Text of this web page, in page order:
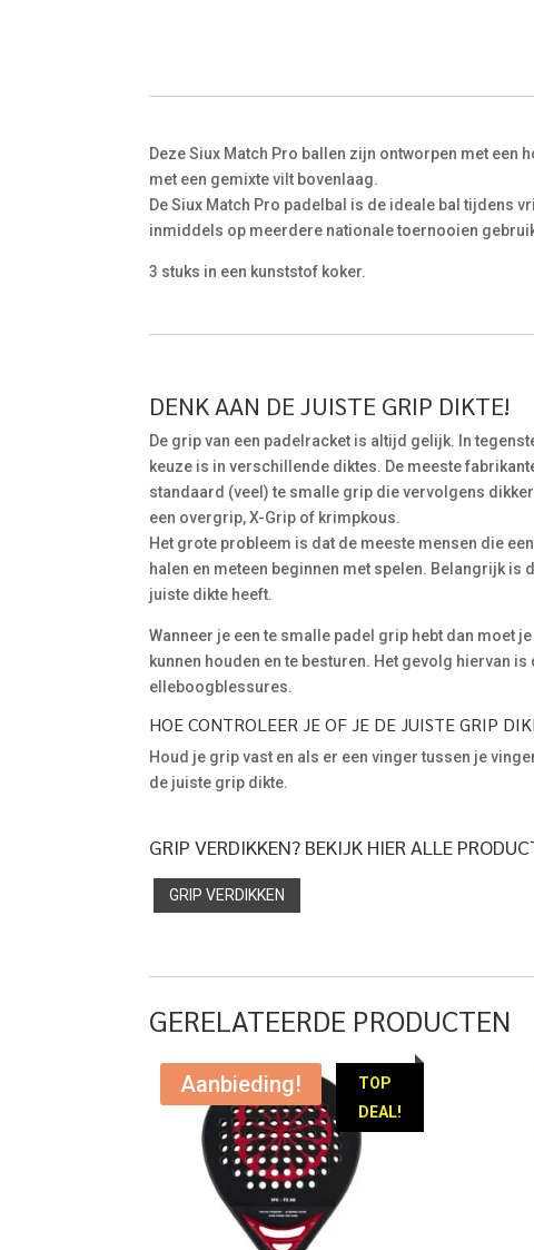
Deze Siux Match Pro ballen zijn ontworpen met een
met een gemixte vilt bovenlaag.
De Siux Match Pro padelbal is de ideale bal tijdens
inmiddels op meerdere nationale toernooien
3 stuks in een kunststof koker.
DENK AAN DE JUISTE GRIP DIKTE!
De grip van een padelracket is altijd gelijk. In
keuze is in verschillende diktes. De meeste
standaard (veel) te smalle grip die vervolgens
een overgrip, X-Grip of krimpkous.
Het grote probleem is dat de meeste mensen die
halen en meteen beginnen met spelen. Belangrijk
juiste dikte heeft.
Wanneer je een te smalle padel grip hebt dan moet
kunnen houden en te besturen. Het gevolg hiervan
elleboogblessures.
HOE CONTROLEER JE OF JE DE JUISTE GRIP
Houd je grip vast en als er een vinger tussen je
de juiste grip dikte.
GRIP VERDIKKEN? BEKIJK HIER ALLE
GRIP VERDIKKEN
GERELATEERDE PRODUCTEN
TOP
DEAL!
Aanbieding!